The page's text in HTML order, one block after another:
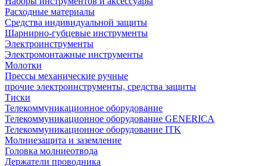
Расходные материалы
Средства индивидуальной защиты
Шарнирно-губцевые инструменты
Электроинструменты
Электромонтажные инструменты
Молотки
Прессы механические ручные
прочие электроинструменты, средства защиты
Тиски
Телекоммуникационное оборудование
Телекоммуникационное оборудование GENERICA
Телекоммуникационное оборудование ITK
Молниезащита и заземление
Головка молниеотвода
Держатели проводника